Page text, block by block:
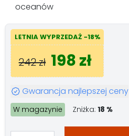
oceanów
LETNIA WYPRZEDAŻ -18%
242 zł 198 zł
Gwarancja najlepszej ceny
W magazynie Zniżka: 18 %